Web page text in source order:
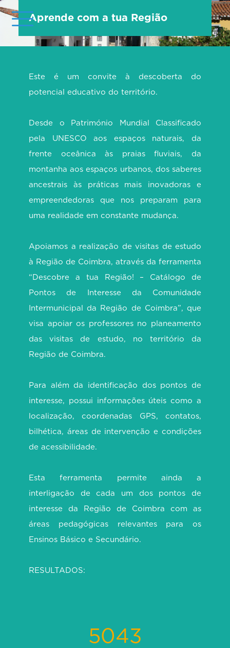
Aprende com a tua Região
Este é um convite à descoberta do
potencial educativo do território.
Desde o Património Mundial Classificado
pela UNESCO aos espaços naturais, da
frente oceânica às praias fluviais, da
montanha aos espaços urbanos, dos saberes
ancestrais às práticas mais inovadoras e
empreendedoras que nos preparam para
uma realidade em constante mudança.
Apoiamos a realização de visitas de estudo
à Região de Coimbra, através da ferramenta
“Descobre a tua Região! – Catálogo de
Pontos de Interesse da Comunidade
Intermunicipal da Região de Coimbra”, que
visa apoiar os professores no planeamento
das visitas de estudo, no território da
Região de Coimbra.
Para além da identificação dos pontos de
interesse, possui informações úteis como a
localização, coordenadas GPS, contatos,
bilhética, áreas de intervenção e condições
de acessibilidade.
Esta ferramenta permite ainda a
interligação de cada um dos pontos de
interesse da Região de Coimbra com as
áreas pedagógicas relevantes para os
Ensinos Básico e Secundário.
RESULTADOS:
5043